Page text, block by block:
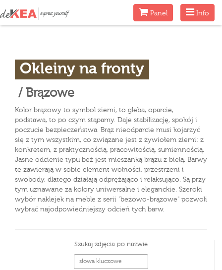
Menu
Info
MenuPanel
Okleiny na fronty
/ Brązowe
Kolor brązowy to symbol ziemi, to gleba, oparcie,
podstawa, to po czym stąpamy. Daje stabilizację, spokój i
poczucie bezpieczeństwa. Brąz nieodparcie musi kojarzyć
się z tym wszystkim, co związane jest z żywiołem ziemi: z
konkretem, z praktycznością, pracowitością, sumiennością.
Jasne odcienie typu beż jest mieszanką brązu z bielą. Barwy
te zawierają w sobie element wolności, przestrzeni i
swobody, dlatego działają odprężająco i relaksująco. Są przy
tym uznawane za kolory uniwersalne i eleganckie. Szeroki
wybór naklejek na meble z serii "beżowo-brązowe" pozwoli
wybrać najodpowiedniejszy odcień tych barw.
Szukaj zdjęcia po nazwie